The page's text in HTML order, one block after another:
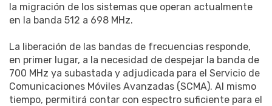
la migración de los sistemas que operan actualmente
en la banda 512 a 698 MHz.
La liberación de las bandas de frecuencias responde,
en primer lugar, a la necesidad de despejar la banda de
700 MHz ya subastada y adjudicada para el Servicio de
Comunicaciones Móviles Avanzadas (SCMA). Al mismo
tiempo, permitirá contar con espectro suficiente para el